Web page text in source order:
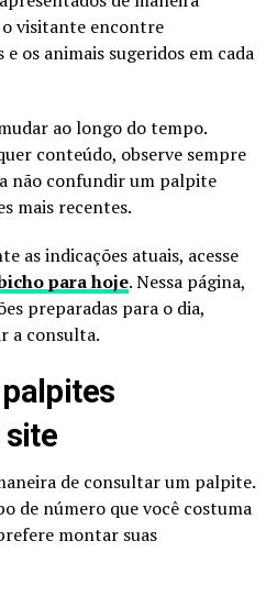
visitante encontre
os animais sugeridos em cada
ao longo do tempo.
conteúdo, observe sempre
não confundir um palpite
mais recentes.
as indicações atuais, acesse
para hoje. Nessa página,
preparadas para o dia,
a consulta.
site
de consultar um palpite.
de número que você costuma
montar suas